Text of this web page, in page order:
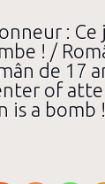
:
! /
de 17
of
is a bomb !